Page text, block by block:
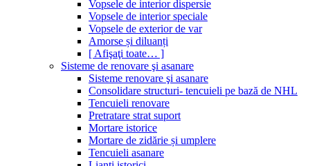
Vopsele de interior dispersie
Vopsele de interior speciale
Vopsele de exterior de var
Amorse și diluanți
[ Afişaţi toate… ]
Sisteme de renovare şi asanare
Sisteme renovare şi asanare
Consolidare structuri- tencuieli pe bază de NHL
Tencuieli renovare
Pretratare strat suport
Mortare istorice
Mortare de zidărie și umplere
Tencuieli asanare